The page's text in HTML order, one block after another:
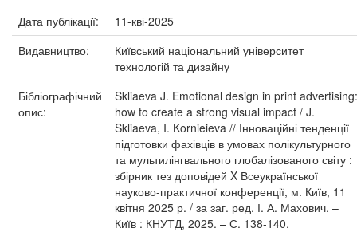
Дата публікації:
11-кві-2025
Видавництво:
Київський національний університет
технологій та дизайну
Бібліографічний
опис:
Skliaeva J. Emotional design in print advertising:
how to create a strong visual impact / J.
Skliaeva, I. Kornieieva // Інноваційні тенденції
підготовки фахівців в умовах полікультурного
та мультилінгвального глобалізованого світу :
збірник тез доповідей X Всеукраїнської
науково-практичної конференції, м. Київ, 11
квітня 2025 р. / за заг. ред. І. А. Махович. –
Київ : КНУТД, 2025. – С. 138-140.